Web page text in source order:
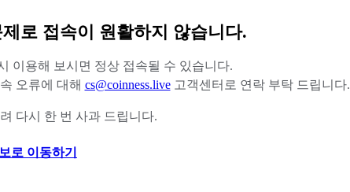
로 접속이 원활하지 않습니다.
이용해 보시면 정상 접속될 수 있습니다.
오류에 대해 cs@coinness.live 고객센터로 연락 부탁 드립니다.
다시 한 번 사과 드립니다.
로 이동하기